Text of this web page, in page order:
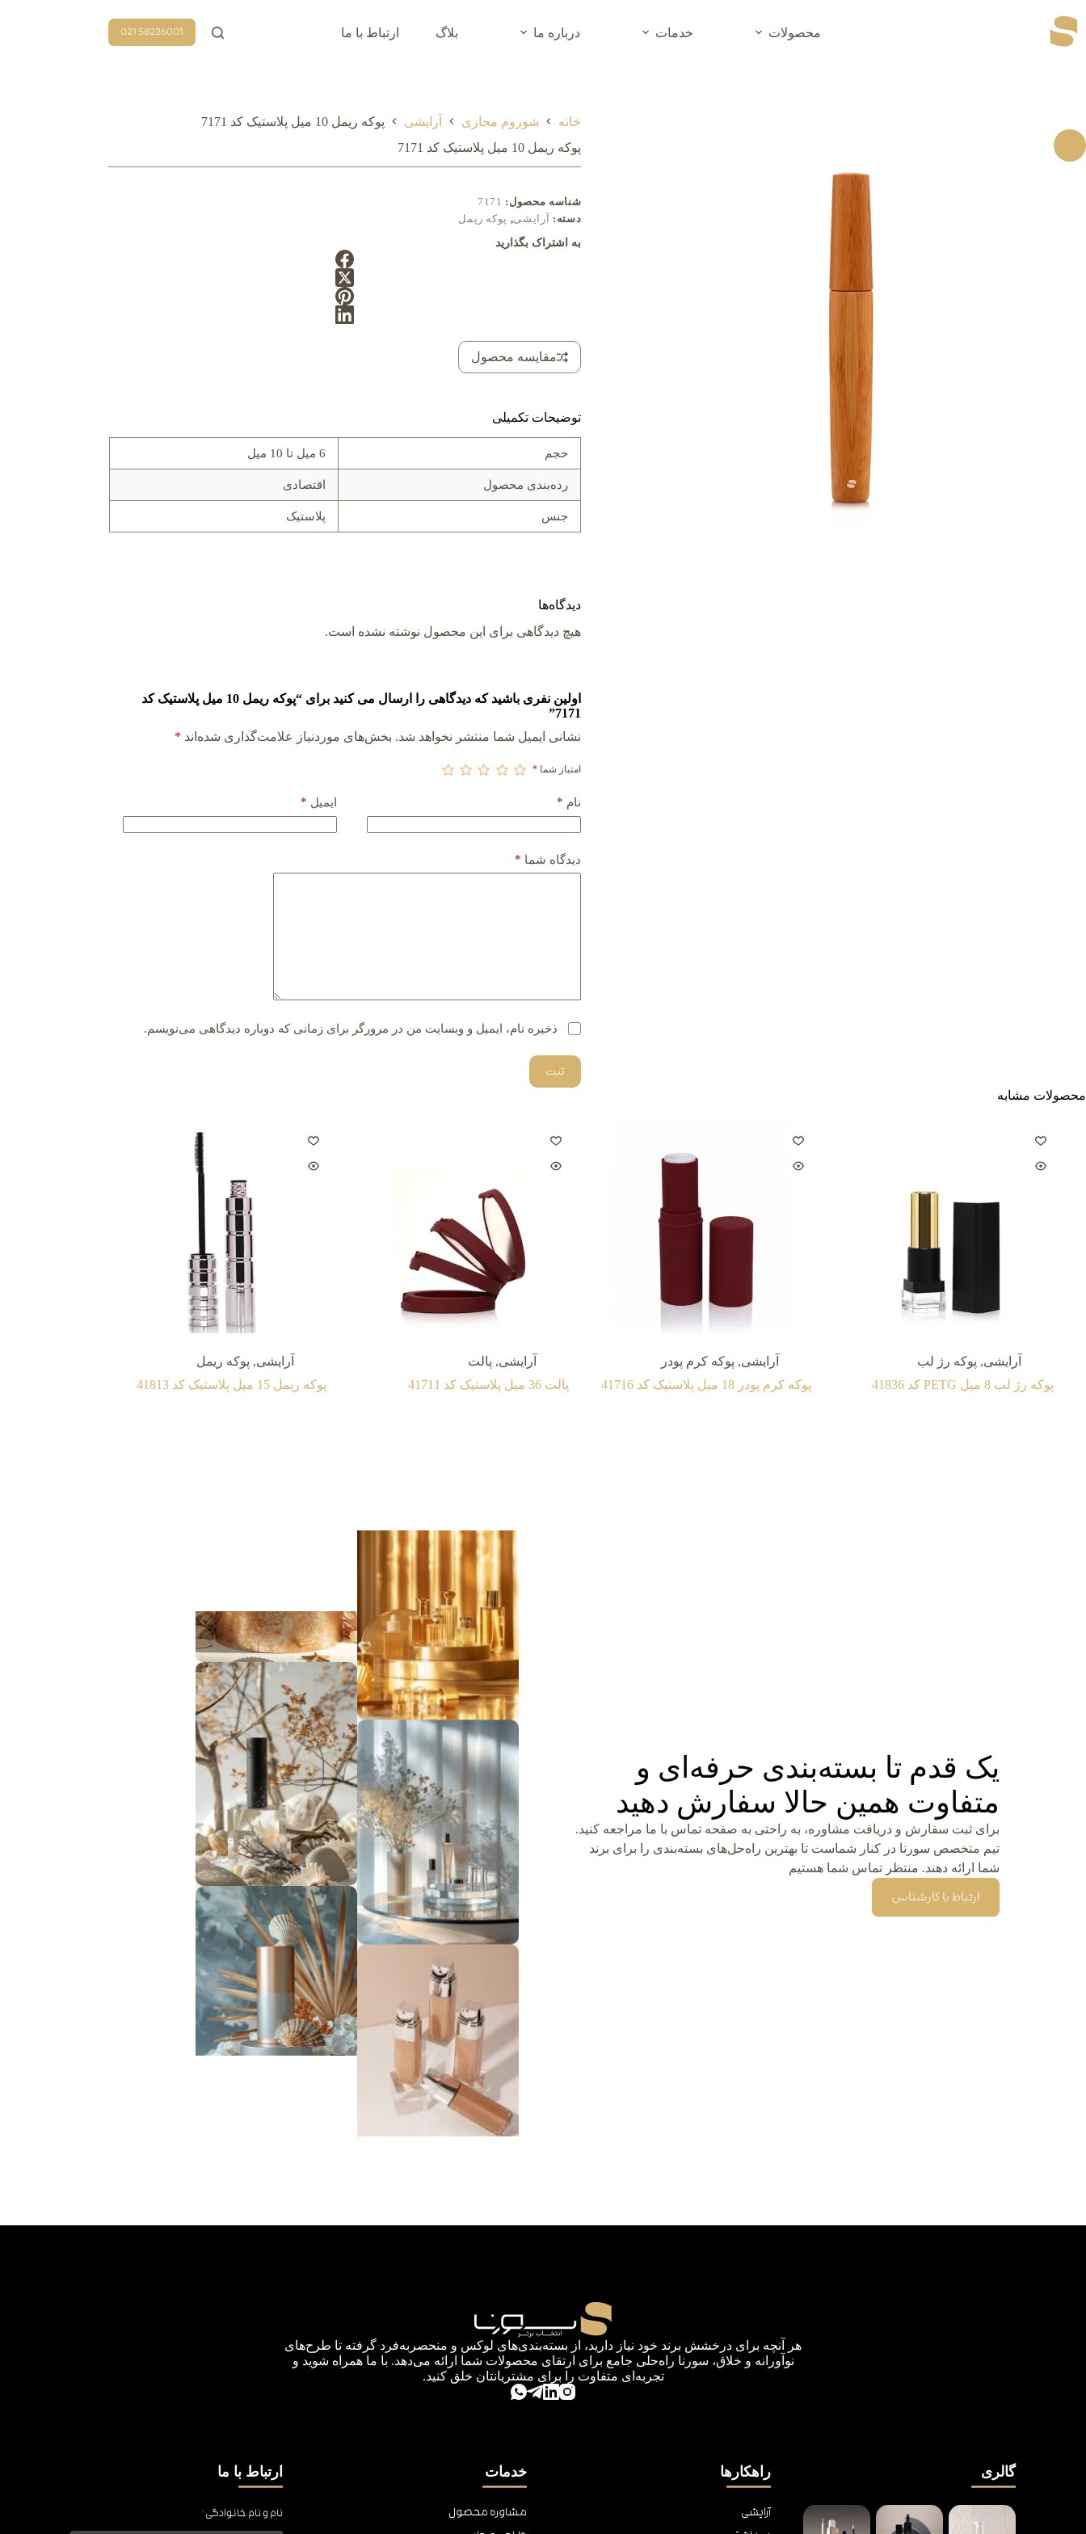
به
محتوا
محصولات خدمات درباره ما بلاگ ارتباط با ما 58226001 021
خانه شوروم مجازی آرایشی
پوکه ریمل 10 میل پلاستیک کد 7171
پوکه ریمل 10 میل پلاستیک کد 7171
شناسه محصول: 7171
دسته:
آرایشی, پوکه ریمل
به اشتراک بگذارید
مقایسه محصول
توضیحات تکمیلی
حجم 6 میل تا 10 میل
رده‌بندی محصول اقتصادی
جنس پلاستیک
دیدگاه‌ها
هیچ دیدگاهی برای این محصول نوشته نشده است.
اولین نفری باشید که دیدگاهی را ارسال می کنید برای “پوکه ریمل 10 میل پلاستیک کد
7171”
نشانی ایمیل شما منتشر نخواهد شد. بخش‌های موردنیاز علامت‌گذاری شده‌اند *
امتیاز شما *
نام * ایمیل *
دیدگاه شما *
ذخیره نام، ایمیل و وبسایت من در مرورگر برای زمانی که دوباره دیدگاهی می‌نویسم.
ثبت
محصولات مشابه
آرایشی, پوکه رژ لب
پوکه رژ لب 8 میل PETG کد 41836
آرایشی, پوکه کرم پودر
پوکه کرم پودر 18 میل پلاستیک کد 41716
آرایشی, پالت
پالت 36 میل پلاستیک کد 41711
آرایشی, پوکه ریمل
پوکه ریمل 15 میل پلاستیک کد 41813
یک قدم تا بسته‌بندی حرفه‌ای و
متفاوت همین حالا سفارش دهید
برای ثبت سفارش و دریافت مشاوره، به راحتی به صفحه تماس با ما مراجعه کنید.
تیم متخصص سورنا در کنار شماست تا بهترین راه‌حل‌های بسته‌بندی را برای برند
شما ارائه دهند. منتظر تماس شما هستیم
ارتباط با کارشناس
هر آنچه برای درخشش برند خود نیاز دارید، از بسته‌بندی‌های لوکس و منحصربه‌فرد گرفته تا طرح‌های
نوآورانه و خلاق، سورنا راه‌حلی جامع برای ارتقای محصولات شما ارائه می‌دهد. با ما همراه شوید و
تجربه‌ای متفاوت را برای مشتریانتان خلق کنید.
گالری راهکارها
آرایشی
خدمات
مشاوره محصول
ارتباط با ما
نام و نام خانوادگی*